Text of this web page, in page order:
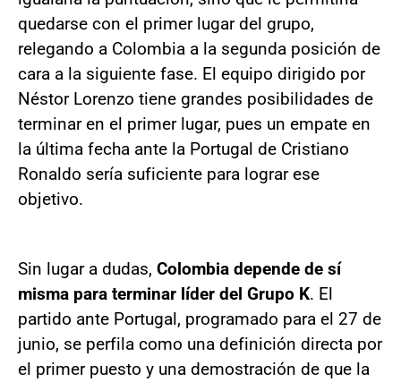
quedarse con el primer lugar del grupo,
relegando a Colombia a la segunda posición de
cara a la siguiente fase. El equipo dirigido por
Néstor Lorenzo tiene grandes posibilidades de
terminar en el primer lugar, pues un empate en
la última fecha ante la Portugal de Cristiano
Ronaldo sería suficiente para lograr ese
objetivo.
Sin lugar a dudas, Colombia depende de sí
misma para terminar líder del Grupo K. El
partido ante Portugal, programado para el 27 de
junio, se perfila como una definición directa por
el primer puesto y una demostración de que la